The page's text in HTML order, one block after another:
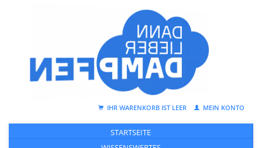
IHR WARENKORB IST LEER MEIN KONTO
STARTSEITE